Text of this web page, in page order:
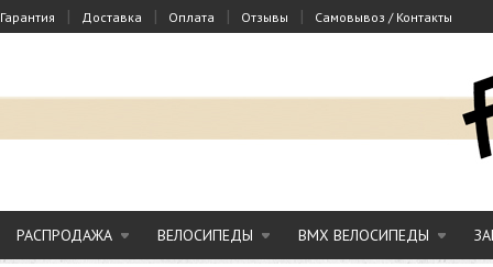
Гарантия | Доставка | Оплата | Отзывы | Самовывоз / Контакты
РАСПРОДАЖА ВЕЛОСИПЕДЫ BMX ВЕЛОСИПЕДЫ